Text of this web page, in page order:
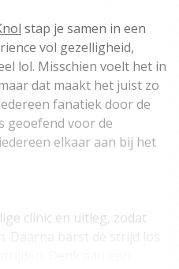
stap je samen in een
vol gezelligheid,
lol. Misschien voelt het in
dat maakt het juist zo
fanatiek door de
geoefend voor de
elkaar aan bij het
clinic en uitleg, zodat